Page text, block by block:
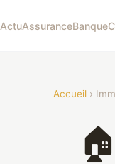
ActuAssuranceBanque
Accueil ›
🏠